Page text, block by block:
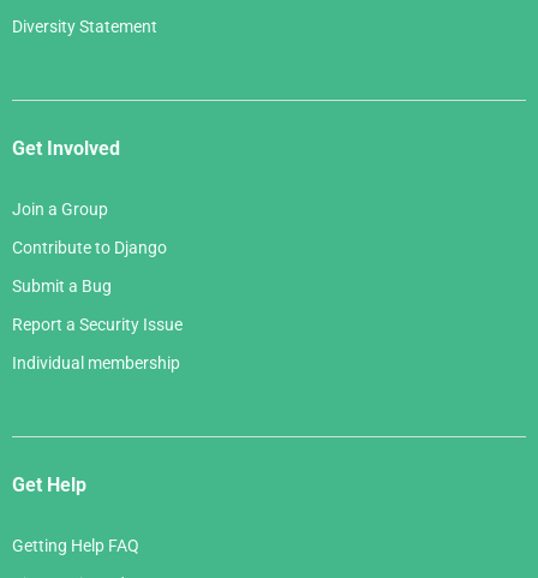
Diversity Statement
Get Involved
Join a Group
Contribute to Django
Submit a Bug
Report a Security Issue
Individual membership
Get Help
Getting Help FAQ